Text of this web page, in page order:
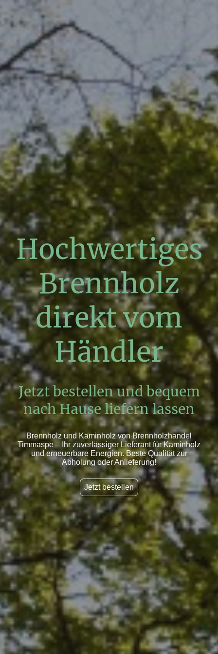
Hochwertiges
Brennholz
direkt vom
Händler
Jetzt bestellen und bequem
nach Hause liefern lassen
Brennholz und Kaminholz von Brennholzhandel
Timmaspe – Ihr zuverlässiger Lieferant für Kaminholz
und erneuerbare Energien. Beste Qualität zur
Abholung oder Anlieferung!
Jetzt bestellen